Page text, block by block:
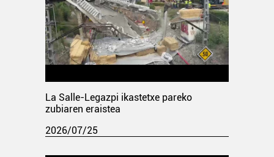
La Salle-Legazpi ikastetxe pareko
zubiaren eraistea
2026/07/25